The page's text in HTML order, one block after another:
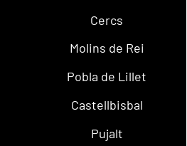
Cercs
Molins de Rei
Pobla de Lillet
Castellbisbal
Pujalt